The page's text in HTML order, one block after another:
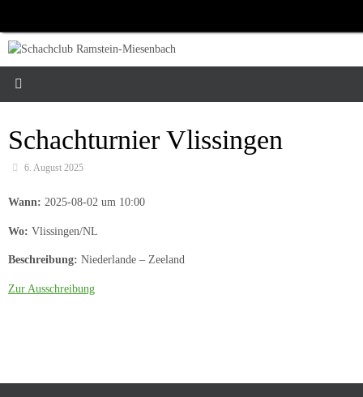
springen
Schachturnier Vlissingen
6. August 2025
Wann: 2025-08-02 um 10:00
Wo: Vlissingen/NL
Beschreibung: Niederlande – Zeeland
Zur Ausschreibung